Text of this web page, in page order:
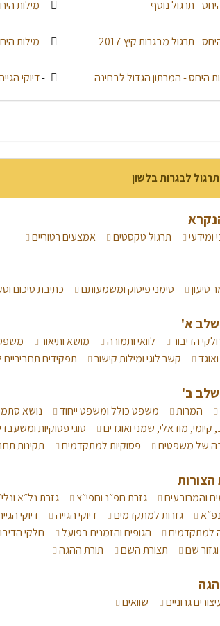
- תרגול נוסף -מילות
- תרגול מבגרות קיץ 2017 -מילות
היחס - המרתון הגדול לבחינה -דיוקי
לבגרות בלשון
ומידעי תרגול טקסטים אמצעים רטוריים
טיעון סימני פיסוק ומשמעותם כתיבת סיכום
א'
הדיבור לוואי ותמורה מושא ותיאור
קשר לוגי ומילות קישור תפקידים
ב'
המרות משפט כולל ומשפט ייחוד
נושא
מודאלי, שמני ואוגדים
סוגי פסוקיות
של משפטים
פסוקיות למתקדמים תקינות
והמרובעים גזרת חפ״נ וחפי״צ גזרת נל״א
גזרות למתקדמים דיוקי הגייה
דיוקי
למתקדמים
הגופים והזמנים בפועל חלקי
שם
תצורת השם תורת ההגה
גרוניים שוואים